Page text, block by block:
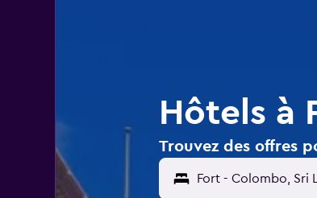
Hôtels à
Trouvez des offres